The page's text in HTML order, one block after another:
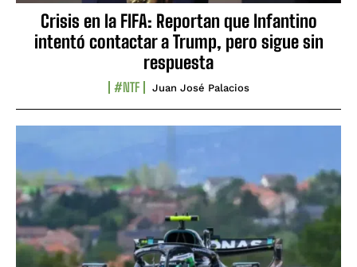
Crisis en la FIFA: Reportan que Infantino
intentó contactar a Trump, pero sigue sin
respuesta
#NTF Juan José Palacios